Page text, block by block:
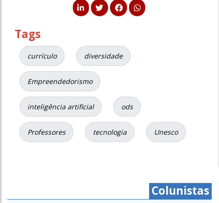
Tags
currículo diversidade
Empreendedorismo
inteligência artificial ods
Professores tecnologia Unesco
Colunistas